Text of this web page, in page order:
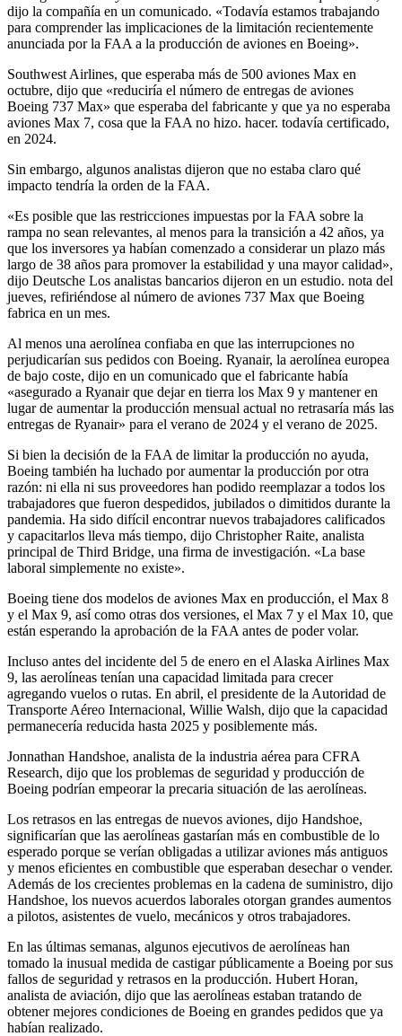
dijo la compañía en un comunicado. «Todavía estamos trabajando
para comprender las implicaciones de la limitación recientemente
anunciada por la FAA a la producción de aviones en Boeing».
Southwest Airlines, que esperaba más de 500 aviones Max en
octubre, dijo que «reduciría el número de entregas de aviones
Boeing 737 Max» que esperaba del fabricante y que ya no esperaba
aviones Max 7, cosa que la FAA no hizo. hacer. todavía certificado,
en 2024.
Sin embargo, algunos analistas dijeron que no estaba claro qué
impacto tendría la orden de la FAA.
«Es posible que las restricciones impuestas por la FAA sobre la
rampa no sean relevantes, al menos para la transición a 42 años, ya
que los inversores ya habían comenzado a considerar un plazo más
largo de 38 años para promover la estabilidad y una mayor calidad»,
dijo Deutsche Los analistas bancarios dijeron en un estudio. nota del
jueves, refiriéndose al número de aviones 737 Max que Boeing
fabrica en un mes.
Al menos una aerolínea confiaba en que las interrupciones no
perjudicarían sus pedidos con Boeing. Ryanair, la aerolínea europea
de bajo coste, dijo en un comunicado que el fabricante había
«asegurado a Ryanair que dejar en tierra los Max 9 y mantener en
lugar de aumentar la producción mensual actual no retrasaría más las
entregas de Ryanair» para el verano de 2024 y el verano de 2025.
Si bien la decisión de la FAA de limitar la producción no ayuda,
Boeing también ha luchado por aumentar la producción por otra
razón: ni ella ni sus proveedores han podido reemplazar a todos los
trabajadores que fueron despedidos, jubilados o dimitidos durante la
pandemia. Ha sido difícil encontrar nuevos trabajadores calificados
y capacitarlos lleva más tiempo, dijo Christopher Raite, analista
principal de Third Bridge, una firma de investigación. «La base
laboral simplemente no existe».
Boeing tiene dos modelos de aviones Max en producción, el Max 8
y el Max 9, así como otras dos versiones, el Max 7 y el Max 10, que
están esperando la aprobación de la FAA antes de poder volar.
Incluso antes del incidente del 5 de enero en el Alaska Airlines Max
9, las aerolíneas tenían una capacidad limitada para crecer
agregando vuelos o rutas. En abril, el presidente de la Autoridad de
Transporte Aéreo Internacional, Willie Walsh, dijo que la capacidad
permanecería reducida hasta 2025 y posiblemente más.
Jonnathan Handshoe, analista de la industria aérea para CFRA
Research, dijo que los problemas de seguridad y producción de
Boeing podrían empeorar la precaria situación de las aerolíneas.
Los retrasos en las entregas de nuevos aviones, dijo Handshoe,
significarían que las aerolíneas gastarían más en combustible de lo
esperado porque se verían obligadas a utilizar aviones más antiguos
y menos eficientes en combustible que esperaban desechar o vender.
Además de los crecientes problemas en la cadena de suministro, dijo
Handshoe, los nuevos acuerdos laborales otorgan grandes aumentos
a pilotos, asistentes de vuelo, mecánicos y otros trabajadores.
En las últimas semanas, algunos ejecutivos de aerolíneas han
tomado la inusual medida de castigar públicamente a Boeing por sus
fallos de seguridad y retrasos en la producción. Hubert Horan,
analista de aviación, dijo que las aerolíneas estaban tratando de
obtener mejores condiciones de Boeing en grandes pedidos que ya
habían realizado.